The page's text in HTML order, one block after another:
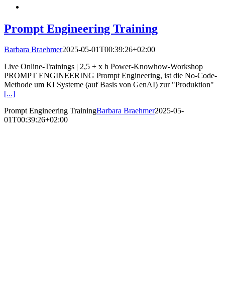
Prompt Engineering Training
Barbara Braehmer2025-05-01T00:39:26+02:00
Live Online-Trainings | 2,5 + x h Power-Knowhow-Workshop
PROMPT ENGINEERING Prompt Engineering, ist die No-Code-
Methode um KI Systeme (auf Basis von GenAI) zur "Produktion"
[...]
Prompt Engineering TrainingBarbara Braehmer2025-05-
01T00:39:26+02:00